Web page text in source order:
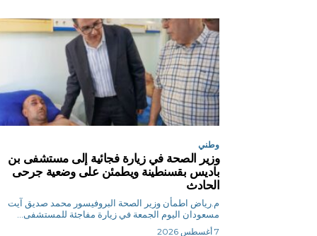
وطني
وزير الصحة في زيارة فجائية إلى مستشفى بن
باديس بقسنطينة ويطمئن على وضعية جرحى
الحادث
م.رياض اطمأن وزير الصحة البروفيسور محمد صديق آيت
مسعودان اليوم الجمعة في زيارة مفاجئة للمستشفى...
7 أغسطس 2026